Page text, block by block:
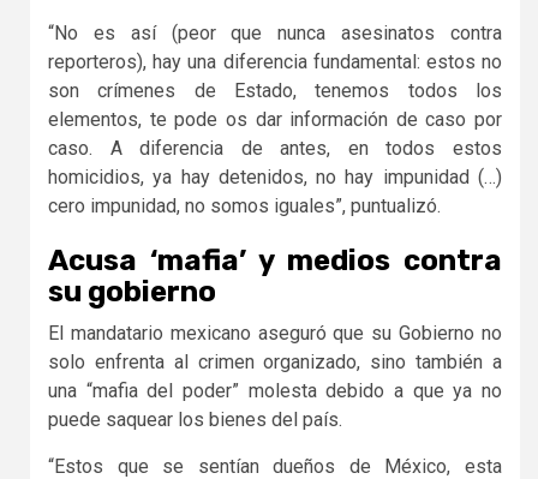
“No es así (peor que nunca asesinatos contra
reporteros), hay una diferencia fundamental: estos no
son crímenes de Estado, tenemos todos los
elementos, te pode os dar información de caso por
caso. A diferencia de antes, en todos estos
homicidios, ya hay detenidos, no hay impunidad (…)
cero impunidad, no somos iguales”, puntualizó.
Acusa ‘mafia’ y medios contra
su gobierno
El mandatario mexicano aseguró que su Gobierno no
solo enfrenta al crimen organizado, sino también a
una “mafia del poder” molesta debido a que ya no
puede saquear los bienes del país.
“Estos que se sentían dueños de México, esta